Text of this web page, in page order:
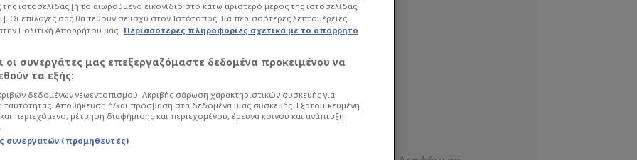
Ποδόσφαιρο Super League
έστειλαν το μήνυμά τους για το
ιστοσελίδας [ή το αιωρούμενο εικονίδιο στο κάτω αριστερό μέρος της ιστοσελίδας,
Οι επιλογές σας θα τεθούν σε ισχύ στον Ιστότοπος. Για περισσότερες λεπτομέρειες
Πολιτική Απορρήτου μας. Περισσότερες πληροφορίες σχετικά με το απόρρητό
οι συνεργάτες μας επεξεργαζόμαστε δεδομένα προκειμένου να
τα εξής:
δεδομένων γεωεντοπισμού. Ακριβής σάρωση χαρακτηριστικών συσκευής για
ταυτότητας. Αποθήκευση ή/και πρόσβαση στα δεδομένα μιας συσκευής. Εξατομικευμένη
περιεχόμενο, μέτρηση διαφήμισης και περιεχομένου, έρευνα κοινού και ανάπτυξη
συνεργατών (προμηθευτές)